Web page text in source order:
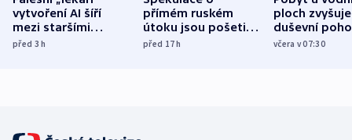
vytvoření AI šíří
mezi staršími
Poláky nebezpečné
před 3h
přímém ruském
útoku jsou pošetilé,
míní estonský
před 17h
ploch zvyšuje
duševní
ukázala
včera v 07:30